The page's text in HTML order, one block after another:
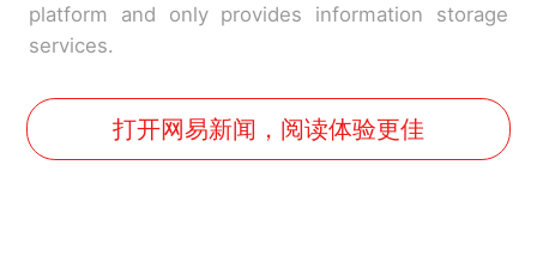
platform and only provides information storage
services.
打开网易新闻，阅读体验更佳